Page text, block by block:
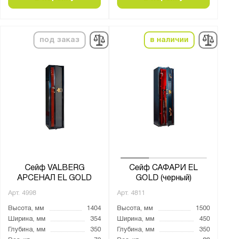
под заказ
Сейф VALBERG
АРСЕНАЛ EL GOLD
Арт. 4998
Высота, мм
1404
Ширина, мм
354
Глубина, мм
350
в наличии
Сейф САФАРИ EL
GOLD (черный)
Арт. 4811
Высота, мм
1500
Ширина, мм
450
Глубина, мм
350
Производитель:
Меткон
Промет
Aiko
Серия:
Арсенал